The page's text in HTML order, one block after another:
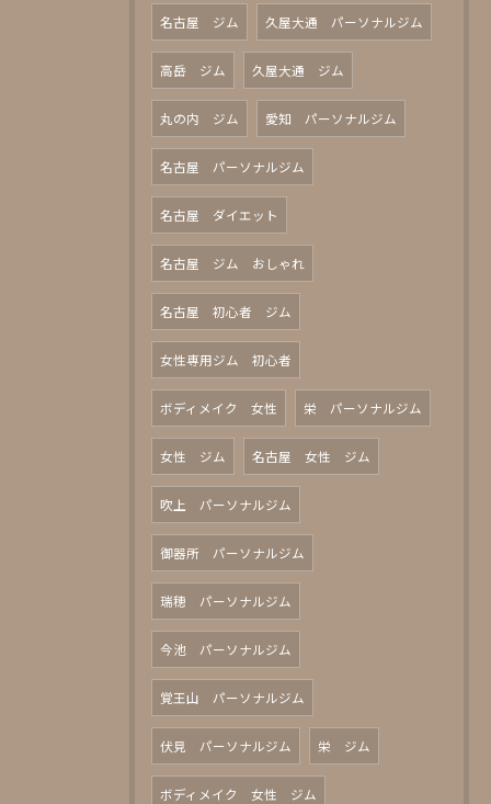
名古屋 ジム 久屋大通 パーソナルジム
高岳 ジム 久屋大通 ジム
丸の内 ジム 愛知 パーソナルジム
名古屋 パーソナルジム
名古屋 ダイエット
名古屋 ジム おしゃれ
名古屋 初心者 ジム
女性専用ジム 初心者
ボディメイク 女性 栄 パーソナルジム
女性 ジム 名古屋 女性 ジム
吹上 パーソナルジム
御器所 パーソナルジム
瑞穂 パーソナルジム
今池 パーソナルジム
覚王山 パーソナルジム
伏見 パーソナルジム 栄 ジム
ボディメイク 女性 ジム